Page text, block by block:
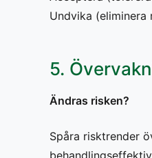
Undvika (eliminera
5.
Ändras risken?
Spåra risktrender